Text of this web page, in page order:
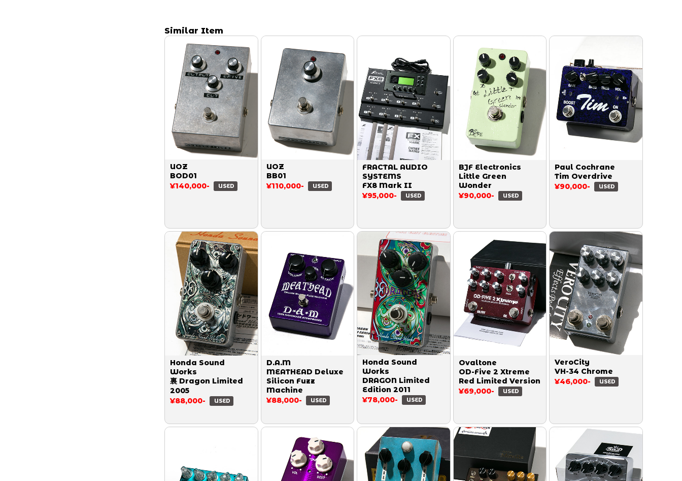
Similar Item
UOZ
BOD01
¥140,000-
USED
UOZ
BB01
¥110,000-
USED
FRACTAL AUDIO
SYSTEMS
FX8 Mark II
¥95,000-
USED
BJF Electronics
Little Green
Wonder
¥90,000-
USED
Paul Cochrane
Tim Overdrive
¥90,000-
USED
Honda Sound
Works
裏 Dragon Limited
2005
¥88,000-
USED
D.A.M
MEATHEAD Deluxe
Silicon Fuzz
Machine
¥88,000-
USED
Honda Sound
Works
DRAGON Limited
Edition 2011
¥78,000-
USED
Ovaltone
OD-Five 2 Xtreme
Red Limited Version
¥69,000-
USED
VeroCity
VH-34 Chrome
¥46,000-
USED